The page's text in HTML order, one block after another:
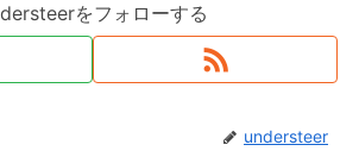
をフォローする
understeer